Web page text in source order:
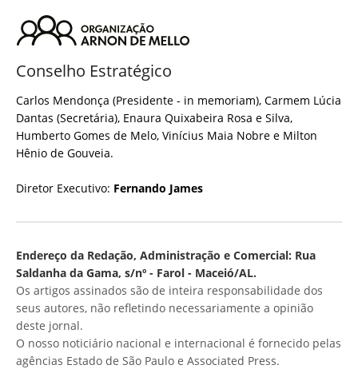
Conselho Estratégico
Carlos Mendonça (Presidente - in memoriam), Carmem Lúcia
Dantas (Secretária), Enaura Quixabeira Rosa e Silva,
Humberto Gomes de Melo, Vinícius Maia Nobre e Milton
Hênio de Gouveia.
Diretor Executivo: Fernando James
Endereço da Redação, Administração e Comercial: Rua
Saldanha da Gama, s/nº - Farol - Maceió/AL.
Os artigos assinados são de inteira responsabilidade dos
seus autores, não refletindo necessariamente a opinião
deste jornal.
O nosso noticiário nacional e internacional é fornecido pelas
agências Estado de São Paulo e Associated Press.